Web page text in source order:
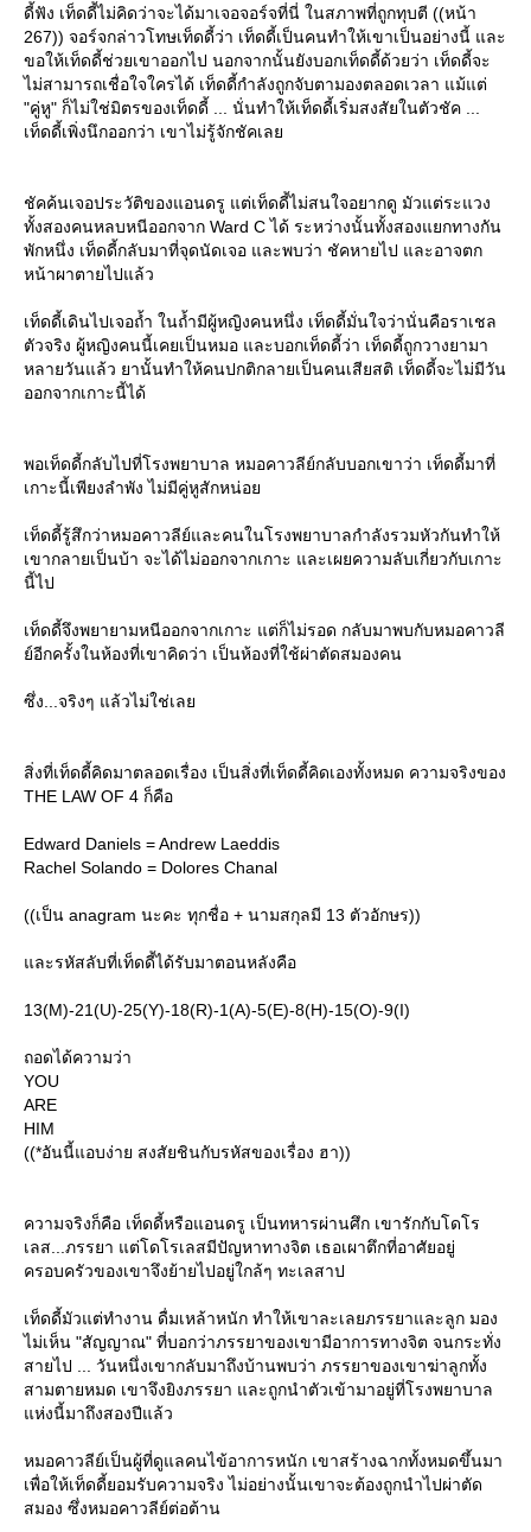
ดี้ฟัง เท็ดดี้ไม่คิดว่าจะได้มาเจอจอร์จที่นี่ ในสภาพที่ถูกทุบตี ((หน้า
267)) จอร์จกล่าวโทษเท็ดดี้ว่า เท็ดดี้เป็นคนทำให้เขาเป็นอย่างนี้ และ
ขอให้เท็ดดี้ช่วยเขาออกไป นอกจากนั้นยังบอกเท็ดดี้ด้วยว่า เท็ดดี้จะ
ไม่สามารถเชื่อใจใครได้ เท็ดดี้กำลังถูกจับตามองตลอดเวลา แม้แต่
"คู่หู" ก็ไม่ใช่มิตรของเท็ดดี้ ... นั่นทำให้เท็ดดี้เริ่มสงสัยในตัวชัค ...
เท็ดดี้เพิ่งนึกออกว่า เขาไม่รู้จักชัคเล
ชัคค้นเจอประวัติของแอนดรู แต่เท็ดดี้ไม่สนใจอยากดู มัวแต่ระแวง
ทั้งสองคนหลบหนีออกจาก Ward C ได้ ระหว่างนั้นทั้งสองแยกทางกัน
พักหนึ่ง เท็ดดี้กลับมาที่จุดนัดเจอ และพบว่า ชัคหายไป และอาจตก
หน้าผาตายไปแล้ว
เท็ดดี้เดินไปเจอถ้ำ ในถ้ำมีผู้หญิงคนหนึ่ง เท็ดดี้มั่นใจว่านั่นคือราเชล
ตัวจริง ผู้หญิงคนนี้เคยเป็นหมอ และบอกเท็ดดี้ว่า เท็ดดี้ถูกวางยามา
หลายวันแล้ว ยานั้นทำให้คนปกติกลายเป็นคนเสียสติ เท็ดดี้จะไม่มีวัน
ออกจากเกาะนี้ได้
พอเท็ดดี้กลับไปที่โรงพยาบาล หมอคาวลีย์กลับบอกเขาว่า เท็ดดี้มาที่
เกาะนี้เพียงลำพัง ไม่มีคู่หูสักหน่อ
เท็ดดี้รู้สึกว่าหมอคาวลีย์และคนในโรงพยาบาลกำลังรวมหัวกันทำให้
เขากลายเป็นบ้า จะได้ไม่ออกจากเกาะ และเผยความลับเกี่ยวกับเกาะ
นี้ไป
เท็ดดี้จึงพยายามหนีออกจากเกาะ แต่ก็ไม่รอด กลับมาพบกับหมอคาวลี
์อีกครั้งในห้องที่เขาคิดว่า เป็นห้องที่ใช้ผ่าตัดสมองคน
ซึ่ง...จริงๆ แล้วไม่ใช่เล
สิ่งที่เท็ดดี้คิดมาตลอดเรื่อง เป็นสิ่งที่เท็ดดี้คิดเองทั้งหมด ความจริงของ
THE LAW OF 4 ก็คือ
Edward Daniels = Andrew Laeddis
Rachel Solando = Dolores Chanal
((เป็น anagram นะคะ ทุกชื่อ + นามสกุลมี 13 ตัวอักษร))
ละรหัสลับที่เท็ดดี้ได้รับมาตอนหลังคือ
13(M)-21(U)-25(Y)-18(R)-1(A)-5(E)-8(H)-15(O)-9(I)
ถอดได้ความว่า
YOU
ARE
HIM
((*อันนี้แอบง่าย สงสัยชินกับรหัสของเรื่อง ฮา))
ความจริงก็คือ เท็ดดี้หรือแอนดรู เป็นทหารผ่านศึก เขารักกับโดโร
เลส...ภรรยา แต่โดโรเลสมีปัญหาทางจิต เธอเผาตึกที่อาศัยอยู่
ครอบครัวของเขาจึงย้ายไปอยู่ใกล้ๆ ทะเลสาป
เท็ดดี้มัวแต่ทำงาน ดื่มเหล้าหนัก ทำให้เขาละเลยภรรยาและลูก มอง
ไม่เห็น "สัญญาณ" ที่บอกว่าภรรยาของเขามีอาการทางจิต จนกระทั่ง
สายไป ... วันหนึ่งเขากลับมาถึงบ้านพบว่า ภรรยาของเขาฆ่าลูกทั้ง
สามตายหมด เขาจึงยิงภรรยา และถูกนำตัวเข้ามาอยู่ที่โรงพยาบาล
ห่งนี้มาถึงสองปีแล้ว
หมอคาวลีย์เป็นผู้ที่ดูแลคนไข้อาการหนัก เขาสร้างฉากทั้งหมดขึ้นมา
เพื่อให้เท็ดดี้ยอมรับความจริง ไม่อย่างนั้นเขาจะต้องถูกนำไปผ่าตัด
สมอง ซึ่งหมอคาวลีย์ต่อต้าน